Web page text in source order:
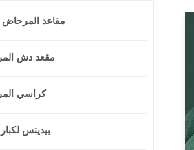
مقاعد المرحاض
مقعد دش
كراسي
بيديتس